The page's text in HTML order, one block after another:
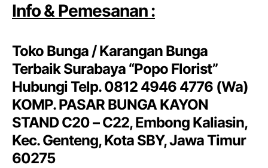
Info & Pemesanan :
Toko Bunga / Karangan Bunga
Terbaik Surabaya “Popo Florist”
Hubungi Telp. 0812 4946 4776 (Wa)
KOMP. PASAR BUNGA KAYON
STAND C20 – C22, Embong Kaliasin,
Kec. Genteng, Kota SBY, Jawa Timur
60275